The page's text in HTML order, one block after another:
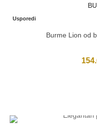
Usporedi
Burme Lion od